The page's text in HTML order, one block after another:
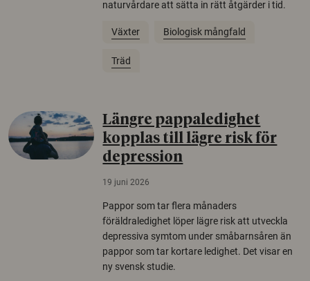
naturvårdare att sätta in rätt åtgärder i tid.
Växter Biologisk mångfald
Träd
Längre pappaledighet
kopplas till lägre risk för
depression
19 juni 2026
Pappor som tar flera månaders
föräldraledighet löper lägre risk att utveckla
depressiva symtom under småbarnsåren än
pappor som tar kortare ledighet. Det visar en
ny svensk studie.